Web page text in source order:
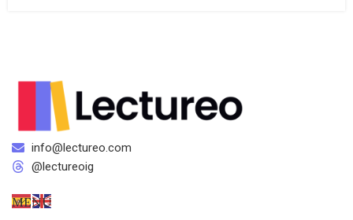
info@lectureo.com
@lectureoig
MENÚ